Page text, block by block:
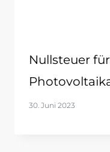
Nullsteuer
30. Juni 2023